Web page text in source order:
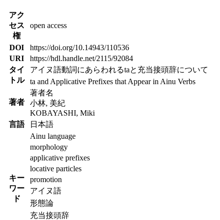
アク
セス
権
open access
DOI
https://doi.org/10.14943/110536
URI
https://hdl.handle.net/2115/92084
タイ
トル
アイヌ語動詞にあらわれるtaと充当接頭辞について
ta and Applicative Prefixes that Appear in Ainu Verbs
著者
著者名
小林, 美紀
KOBAYASHI, Miki
言語
日本語
キー
ワー
ド
Ainu language
morphology
applicative prefixes
locative particles
promotion
アイヌ語
形態論
充当接頭辞